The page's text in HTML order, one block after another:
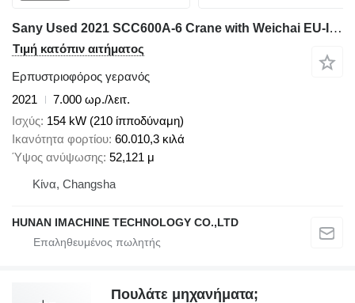
Sany Used 2021 SCC600A-6 Crane with Weichai EU-III Engine - 37m Full
Τιμή κατόπιν αιτήματος
Ερπυστριοφόρος γερανός
2021
7.000 ωρ./λειτ.
Ισχύς 154 kW (210 ίπποδύναμη)
Ικανότητα φορτίου 60.010,3 κιλά
Ύψος ανύψωσης 52,121 μ
Κίνα, Changsha
HUNAN IMACHINE TECHNOLOGY CO.,LTD
Πουλάτε μηχανήματα;